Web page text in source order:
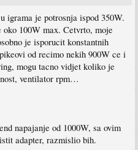
igrama je potrosnja ispod 350W.
100W max. Cetvrto, moje
je isporucit konstantnih
od recimo nekih 900W ce i
mogu tacno vidjet koliko je
ventilator rpm…
napajanje od 1000W, sa ovim
adapter, razmislio bih.